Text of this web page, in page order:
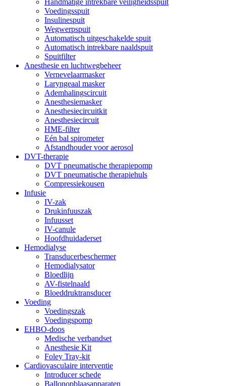
Voedingsspuit
Insulinespuit
Wegwerpspuit
Automatisch uitgeschakelde spuit
Automatisch intrekbare naaldspuit
Spuitfilter
Anesthesie en luchtwegbeheer
Vernevelaarmasker
Laryngeaal masker
Ademhalingscircuit
Anesthesiemasker
Anesthesiecircuitkit
Anesthesiecircuit
HME-filter
Eén bal spirometer
Afstandhouder voor aerosol
DVT-therapie
DVT pneumatische therapiepomp
DVT pneumatische therapiehuls
Compressiekousen
Infusie
IV-zak
Drukinfuuszak
Infuusset
IV-canule
Hoofdhuidaderset
Hemodialyse
Transducerbeschermer
Hemodialysator
Bloedlijn
AV-fistelnaald
Bloeddruktransducer
Voeding
Voedingszak
Voedingspomp
EHBO-doos
Medische verbandset
Anesthesie Kit
Foley Tray-kit
Cardiovasculaire interventie
Introducer schede
Ballonopblaasapparaten